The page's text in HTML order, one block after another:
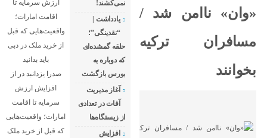
«وان» ناامن شد /
مسافران ترکیه
بخوانند
نمی‌کشند!
یادداشت |
“نقدینگی”؛
حلقه گمشده‌ای
که دوباره به
بورس بازگشت
آغاز مدیریت
آفات در تعدادی
از زیستگاه‌ها
افزایش
ارزش سرمایه تا
اقامت امارات؛
واقعیت‌هایی که قبل
از خرید ملک در دبی
باید بدانید
صدرا یزدانبد در
از
افزایش ارزش
سرمایه تا اقامت
امارات؛ واقعیت‌هایی
که قبل از خرید ملک